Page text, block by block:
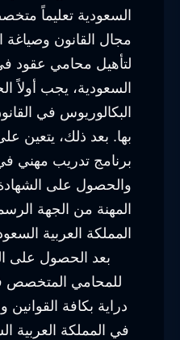
السعودية تعليماً
مجال القانون وصياغة
لتأهيل محامي عقود
السعودية، يجب أولاً
البكالوريوس في
بها. بعد ذلك، يتعين
برنامج تدريب مهني
والحصول على
المهنة من الجهة
المملكة العربية
بعد الحصول على
للمحامي المتخصص
دراية بكافة القوانين
في المملكة العربية